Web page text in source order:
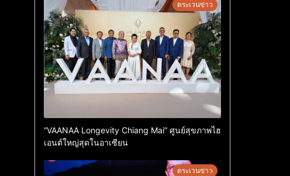
ตระเวนข่าว
“VAANAA Longevity Chiang Mai” ศูนย์สุขภาพไฮ
เอนต์ใหญ่สุดในอาเซียน
ตระเวนข่าว